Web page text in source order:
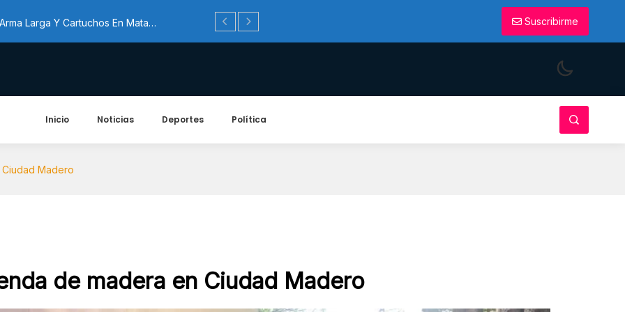
Detienen A Cuatro Personas Con Arma Larga Y Cartuchos En Matamoros
Abandono En Matamoros
Gobierno De Nuevo Laredo Acerca Servicios Y Apoyos A Familias Con “Presidencia C...
Suscribirme
Inicio Noticias Deportes Política
Madero
de madera en Ciudad Madero